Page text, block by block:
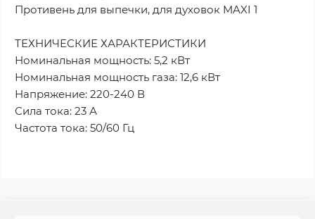
Противень для выпечки, для духовок MAXI 1
ТЕХНИЧЕСКИЕ ХАРАКТЕРИСТИКИ
Номинальная мощность: 5,2 кВт
Номинальная мощность газа: 12,6 кВт
Напряжение: 220-240 В
Сила тока: 23 А
Частота тока: 50/60 Гц